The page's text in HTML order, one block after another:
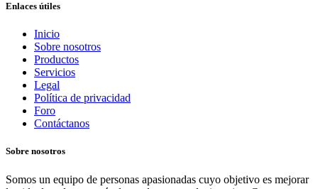
Enlaces útiles
Inicio
Sobre nosotros
Productos
Servicios
Legal
Política de privacidad
Foro
Contáctanos
Sobre nosotros
Somos un equipo de personas apasionadas cuyo objetivo es mejorar